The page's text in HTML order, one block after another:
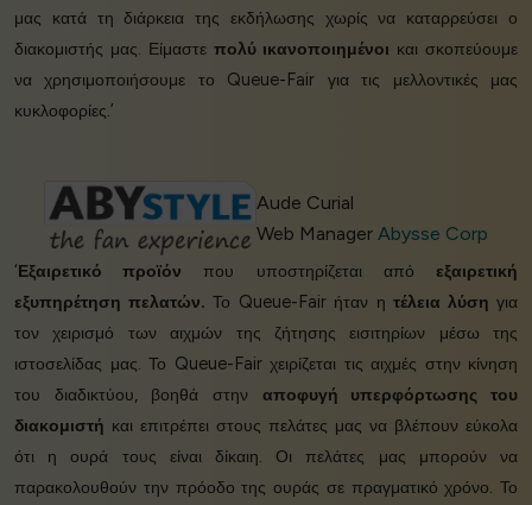
μας κατά τη διάρκεια της εκδήλωσης χωρίς να καταρρεύσει ο
διακομιστής μας. Είμαστε πολύ ικανοποιημένοι και σκοπεύουμε
να χρησιμοποιήσουμε το Queue-Fair για τις μελλοντικές μας
κυκλοφορίες.’
Aude Curial
Web Manager Abysse Corp
‘Εξαιρετικό προϊόν που υποστηρίζεται απόεξαιρετική
εξυπηρέτηση πελατών. Το Queue-Fair ήταν η τέλεια λύση για
τον χειρισμό των αιχμών της ζήτησης εισιτηρίων μέσω της
ιστοσελίδας μας. Το Queue-Fair χειρίζεται τις αιχμές στην κίνηση
του διαδικτύου, βοηθά στην αποφυγή υπερφόρτωσης του
διακομιστή και επιτρέπει στους πελάτες μας να βλέπουν εύκολα
ότι η ουρά τους είναι δίκαιη. Οι πελάτες μας μπορούν να
παρακολουθούν την πρόοδο της ουράς σε πραγματικό χρόνο. Το